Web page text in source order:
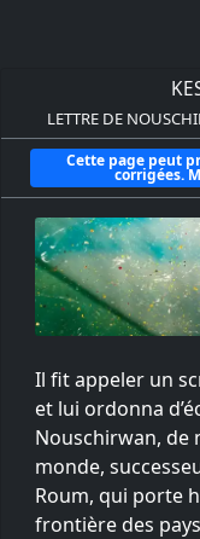
LETTRE DE
Cette page peut
corrigées.
Il fit appeler un
et lui ordonna
Nouschirwan, de
monde,
Roum, qui porte
frontière des